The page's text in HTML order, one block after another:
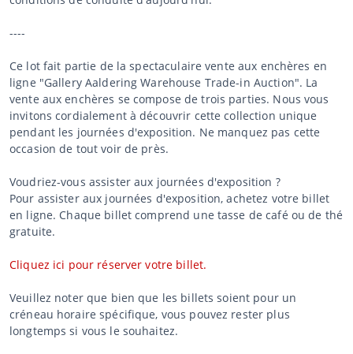
----
Ce lot fait partie de la spectaculaire vente aux enchères en
ligne "Gallery Aaldering Warehouse Trade-in Auction". La
vente aux enchères se compose de trois parties. Nous vous
invitons cordialement à découvrir cette collection unique
pendant les journées d'exposition. Ne manquez pas cette
occasion de tout voir de près.
Voudriez-vous assister aux journées d'exposition ?
Pour assister aux journées d'exposition, achetez votre billet
en ligne. Chaque billet comprend une tasse de café ou de thé
gratuite.
Cliquez ici pour réserver votre billet.
Veuillez noter que bien que les billets soient pour un
créneau horaire spécifique, vous pouvez rester plus
longtemps si vous le souhaitez.